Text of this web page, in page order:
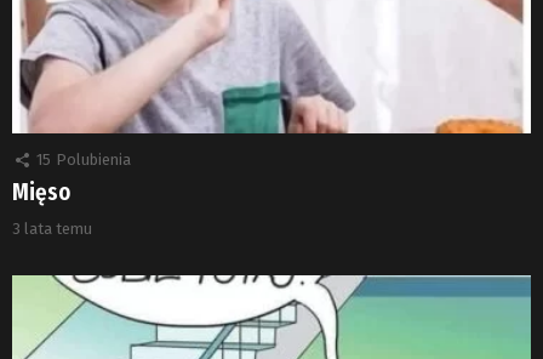
15 Polubienia
Mięso
3 lata temu